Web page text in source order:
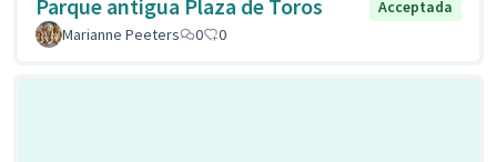
Parque antigua Plaza de Toros
Acceptada
Marianne Peeters
0 0